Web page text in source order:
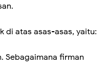
di atas asas-asas, yaitu:
Sebagaimana firman